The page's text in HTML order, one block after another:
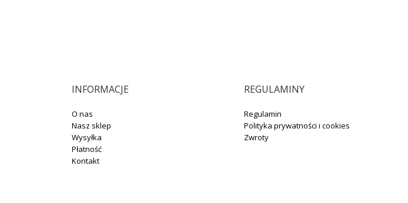
INFORMACJE
O nas
Nasz sklep
Wysyłka
Płatność
Kontakt
REGULAMINY
Regulamin
Polityka prywatności i cookies
Zwroty